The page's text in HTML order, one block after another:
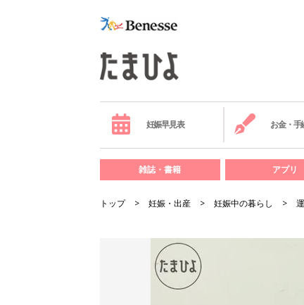
妊娠早見表 お金・手
雑誌・書籍 アプリ
トップ 妊娠・出産 妊娠中の暮らし